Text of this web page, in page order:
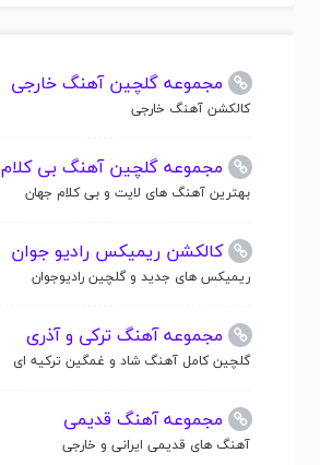
مجموعه گلچین آهنگ خارجی
کالکشن آهنگ خارجی
مجموعه گلچین آهنگ بی کلام
بهترین آهنگ های لایت و بی کلام جهان
کالکشن ریمیکس رادیو جوان
ریمیکس های جدید و گلچین رادیوجوان
مجموعه آهنگ ترکی و آذری
گلچین کامل آهنگ شاد و غمگین ترکیه ای
مجموعه آهنگ قدیمی
آهنگ های قدیمی ایرانی و خارجی